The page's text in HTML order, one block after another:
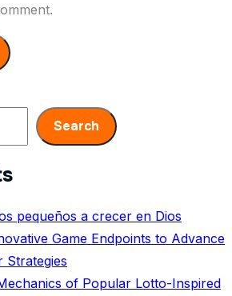
Search
pequeños a crecer en Dios
Game Endpoints to Advance
Strategies
of Popular Lotto-Inspired